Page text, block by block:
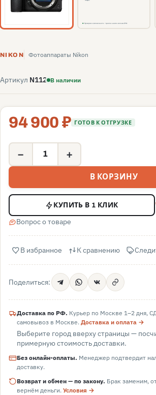
NIKON Фотоаппараты Nikon
Артикул N112 В наличии
94 900 ₽ ГОТОВ К ОТГРУЗКЕ
− +
В КОРЗИНУ
КУПИТЬ В 1 КЛИК
Вопрос о товаре
В избранное К сравнению
Поделиться:
Доставка по РФ. Курьер по Москве 1–2 дня,
самовывоз в Москве.Доставка и оплата →
Выберите город вверху страницы —
примерную стоимость доставки.
Без онлайн-оплаты. Менеджер подтвердит
доставку.
Возврат и обмен — по закону. Брак заменим,
вернём деньги. Условия →